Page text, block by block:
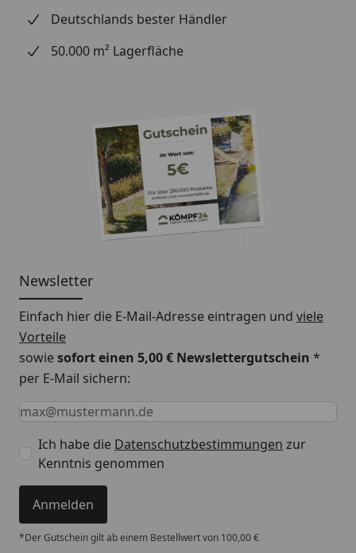
Abmessung:
Deutschlands bester Händler
50.000 m² Lagerfläche
Newsletter
Einfach hier die E-Mail-Adresse eintragen und viele
Vorteile
sowiesofort einen 5,00 € Newslettergutschein *
per E-Mail sichern:
Keine Eingabe erforderlich
Eingabe erforderlich
E-Mail *
Ich habe die Datenschutzbestimmungen zur
Kenntnis genommen
Anmelden
*Der Gutschein gilt ab einem Bestellwert von 100,00 €